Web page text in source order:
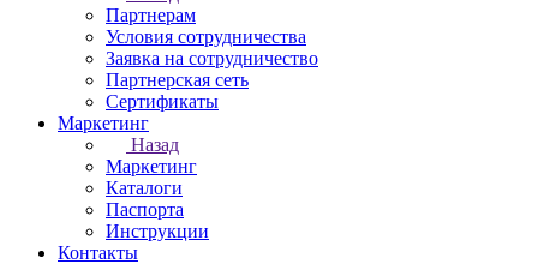
Партнерам
Условия сотрудничества
Заявка на сотрудничество
Партнерская сеть
Сертификаты
Маркетинг
Назад
Маркетинг
Каталоги
Паспорта
Инструкции
Контакты